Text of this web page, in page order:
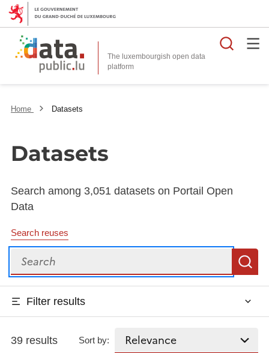
The luxembourgish open data
platform
Home Datasets
Datasets
Search among 3,051 datasets on Portail Open
Data
Search reuses
Search
Filter results
39 results Sort by: